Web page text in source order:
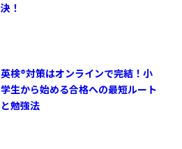
決！
英検®対策はオンラインで完結！小
学生から始める合格への最短ルート
と勉強法